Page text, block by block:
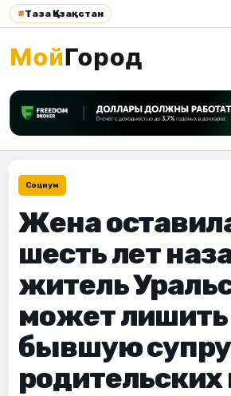
#Таза Қазақстан
Социум
Жена
шесть лет
житель
может лишить
бывшую
родительских